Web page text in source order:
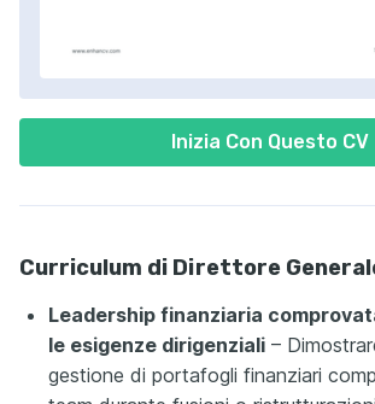
Inizia Con Questo CV
Curriculum di Direttore
Leadership finanziaria
le esigenze dirigenziali –
gestione di portafogli finanziari